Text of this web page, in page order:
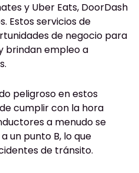
y Uber Eats, DoorDash
Estos servicios de
de negocio para
brindan empleo a
peligroso en estos
cumplir con la hora
a menudo se
un punto B, lo que
de tránsito.